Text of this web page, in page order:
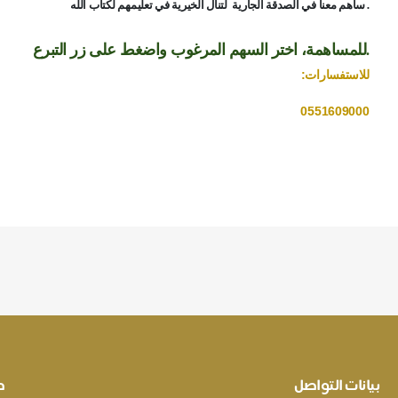
ساهم معنا في الصدقة الجارية لتنال الخيرية في تعليمهم لكتاب الله.
للمساهمة، اختر السهم المرغوب واضغط على زر التبرع.
للاستفسارات:
0551609000
بيانات التواصل